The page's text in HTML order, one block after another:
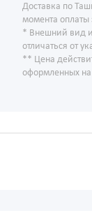
Доставка по
момента оплаты
* Внешний вид и
отличаться от
** Цена
оформленных на